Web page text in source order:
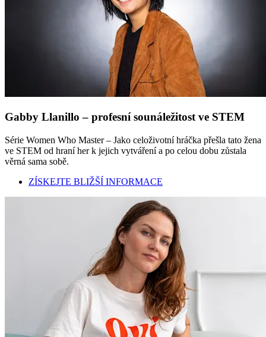
Gabby Llanillo – profesní sounáležitost ve STEM
Série Women Who Master – Jako celoživotní hráčka přešla tato žena
ve STEM od hraní her k jejich vytváření a po celou dobu zůstala
věrná sama sobě.
ZÍSKEJTE BLIŽŠÍ INFORMACE